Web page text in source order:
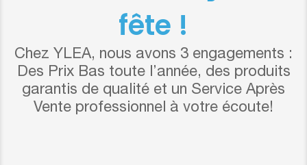
fête !
Chez YLEA, nous avons 3 engagements :
Des Prix Bas toute l’année, des produits
garantis de qualité et un Service Après
Vente professionnel à votre écoute!